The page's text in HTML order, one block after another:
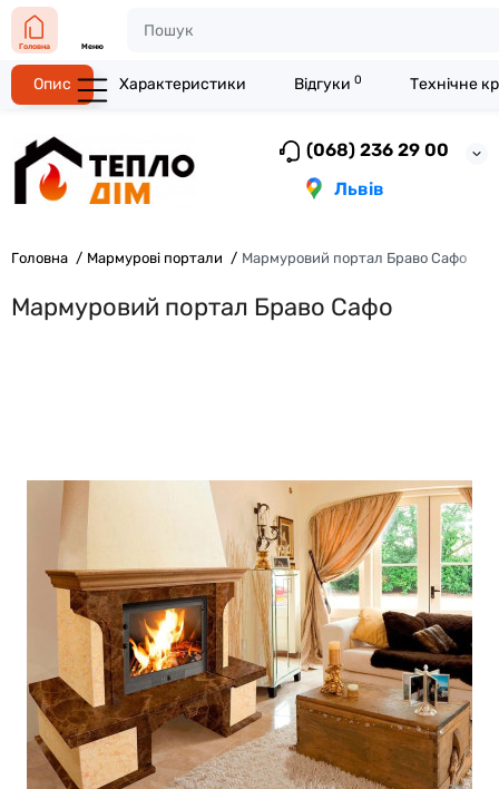
(068) 236 29 00
Львів
Головна Меню
Головна Мармурові портали Мармуровий портал Браво Сафо
Мармуровий портал Браво Сафо
Опис Характеристики Відгуки 0 Технічне